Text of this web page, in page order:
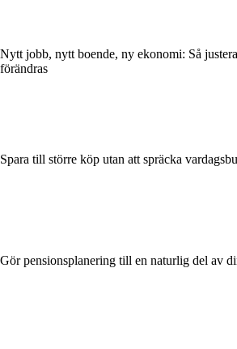
Nytt jobb, nytt boende, ny ekonomi: Så
förändras
Spara till större köp utan att spräcka
Gör pensionsplanering till en naturlig del av